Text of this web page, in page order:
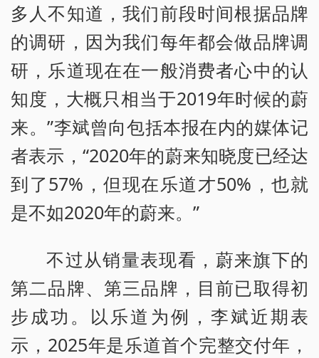
多人不知道，我们前段时间根据品牌
的调研，因为我们每年都会做品牌调
研，乐道现在在一般消费者心中的认
知度，大概只相当于2019年时候的蔚
来。”李斌曾向包括本报在内的媒体记
者表示，“2020年的蔚来知晓度已经达
到了57%，但现在乐道才50%，也就
是不如2020年的蔚来。”
不过从销量表现看，蔚来旗下的
第二品牌、第三品牌，目前已取得初
步成功。以乐道为例，李斌近期表
示，2025年是乐道首个完整交付年，